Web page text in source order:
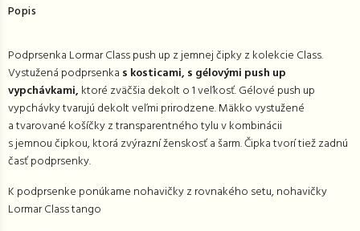
Popis
Podprsenka Lormar Class push up z jemnej čipky z kolekcie Class.
Vystužená podprsenka s kosticami, s gélovými push up
vypchávkami, ktoré zväčšia dekolt o 1 veľkosť. Gélové push up
vypchávky tvarujú dekolt veľmi prirodzene. Mäkko vystužené
a tvarované košíčky z transparentného tylu v kombinácii
s jemnoučipkou, ktorá zvýrazní ženskosť a šarm.Čipka tvorí tiež zadnú
časť podprsenky.
K podprsenke ponúkame nohavičky z rovnakého setu, nohavičky
Lormar Class tango